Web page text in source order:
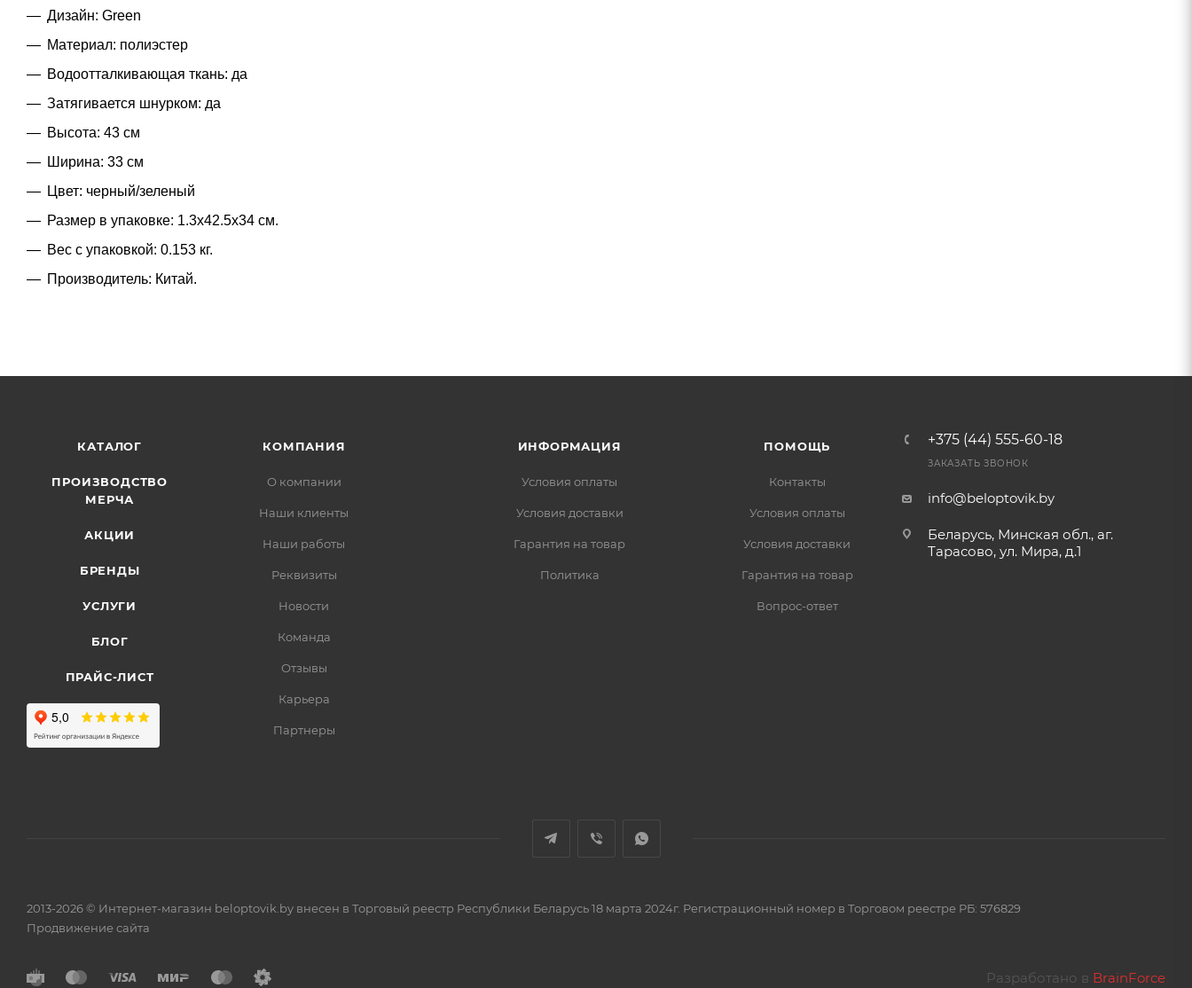
Дизайн: Green
Материал: полиэстер
Водоотталкивающая ткань: да
Затягивается шнурком: да
Высота: 43 см
Ширина: 33 см
Цвет: черный/зеленый
Размер в упаковке: 1.3x42.5x34 см.
Вес с упаковкой: 0.153 кг.
Производитель: Китай.
КАТАЛОГ
ПРОИЗВОДСТВО
МЕРЧА
АКЦИИ
БРЕНДЫ
УСЛУГИ
БЛОГ
ПРАЙС-ЛИСТ
КОМПАНИЯ
О компании
Наши клиенты
Наши работы
Реквизиты
Новости
Команда
Отзывы
Карьера
Партнеры
ИНФОРМАЦИЯ
Условия оплаты
Условия доставки
Гарантия на товар
Политика
ПОМОЩЬ
Контакты
Условия оплаты
Условия доставки
Гарантия на товар
Вопрос-ответ
+375 (44) 555-60-18
ЗАКАЗАТЬ ЗВОНОК
info@beloptovik.by
Беларусь, Минская обл., аг.
Тарасово, ул. Мира, д.1
2013-2026 © Интернет-магазин beloptovik.by внесен в Торговый реестр Республики Беларусь 18 марта 2024г. Регистрационный номер в Торговом реестре РБ: 576829
Продвижение сайта
Разработано в BrainForce